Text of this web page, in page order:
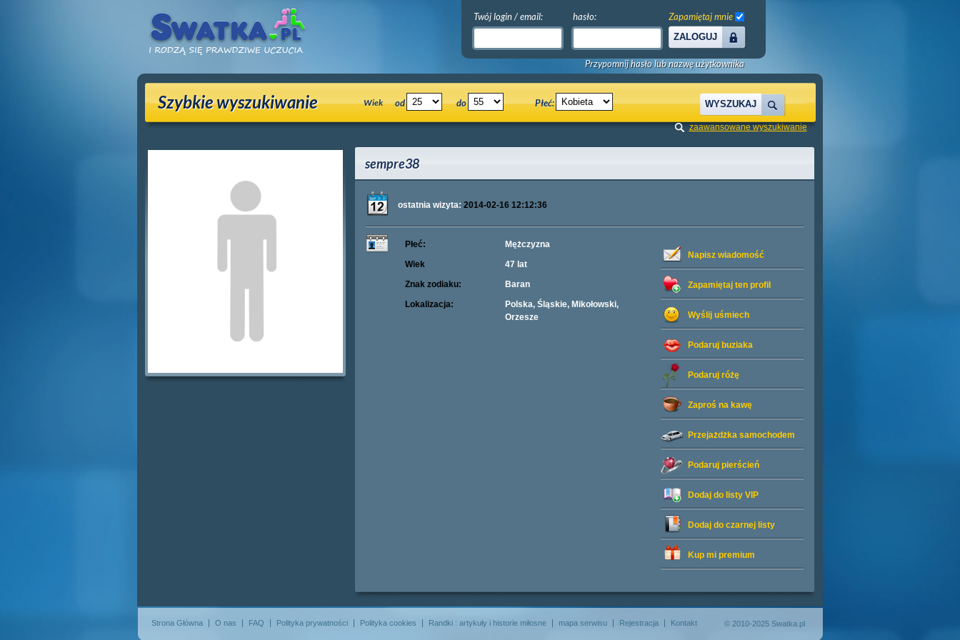
Twój login / email: hasło:
ZALOGUJ
Zapamiętaj mnie
Przypomnij hasło lub nazwę użytkownika
Szybkie wyszukiwanie Wiek od do Płeć: WYSZUKAJ
zaawansowane wyszukiwanie
sempre38
ostatnia wizyta: 2014-02-16 12:12:36
Napisz wiadomość
Zapamiętaj ten profil
Wyślij uśmiech
Podaruj buziaka
Podaruj różę
Zaproś na kawę
Przejażdżka samochodem
Podaruj pierścień
Dodaj do listy VIP
Dodaj do czarnej listy
Kup mi premium
Płeć:
Mężczyzna
Wiek
47 lat
Znak zodiaku:
Baran
Lokalizacja:
Polska, Śląskie, Mikołowski,
Orzesze
Strona Główna O nas FAQ Polityka prywatności Polityka cookies Randki : artykuły i historie miłosne mapa serwisu Rejestracja Kontakt © 2010-2025 Swatka.pl